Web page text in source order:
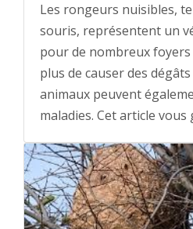
Les rongeurs nuisibles,
souris, représentent un
pour de nombreux
plus de causer des
animaux peuvent
maladies. Cet article